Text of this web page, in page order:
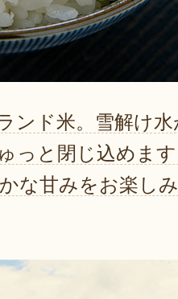
ンド米。雪解け水
っと閉じ込めます
な甘みをお楽し